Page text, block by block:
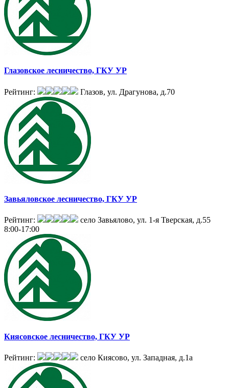
Глазовское лесничество, ГКУ УР
Рейтинг: Глазов, ул. Драгунова, д.70
Завьяловское лесничество, ГКУ УР
Рейтинг:
село Завьялово, ул. 1-я Тверская, д.55
8:00-17:00
Киясовское лесничество, ГКУ УР
Рейтинг: село Киясово, ул. Западная, д.1а